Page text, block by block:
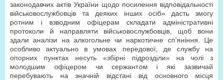
законодавчих актів України щодо посилення відповідальності
військовослужбовців та деяких інших осіб» дасть змогу
ротним і взводним офіцерам складати адміністративні
протоколи й направляти військовослужбовців, щоб вони
здали аналізи на алкогольне чи наркотичне сп’яніння. Це
особливо актуально в умовах передової, де службу на
опорних пунктах несуть «збірні підрозділи» на чолі з
молодшим офіцером чи сержантом і які зазвичай
перебувають на значній відстані від основного місця